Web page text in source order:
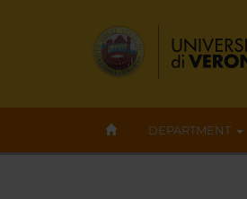
DEPARTMENT